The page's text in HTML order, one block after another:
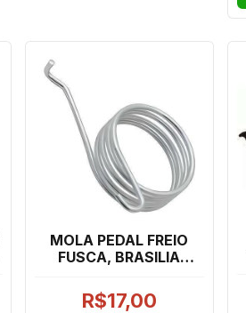
MOLA PEDAL FREIO
FUSCA, BRASILIA
R$17,00